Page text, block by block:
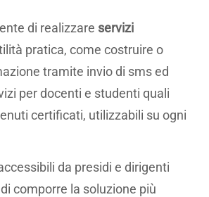
di realizzare servizi
pratica, come costruire o
tramite invio di sms ed
per docenti e studenti quali
certificati, utilizzabili su ogni
da presidi e dirigenti
comporre la soluzione più